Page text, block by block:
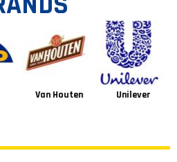
Van Houten Unilever